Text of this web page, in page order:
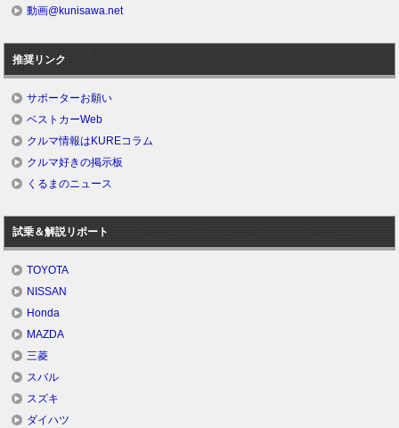
動画@kunisawa.net
推奨リンク
サポーターお願い
ベストカーWeb
クルマ情報はKUREコラム
クルマ好きの掲示板
くるまのニュース
試乗＆解説リポート
TOYOTA
NISSAN
Honda
MAZDA
三菱
スバル
スズキ
ダイハツ